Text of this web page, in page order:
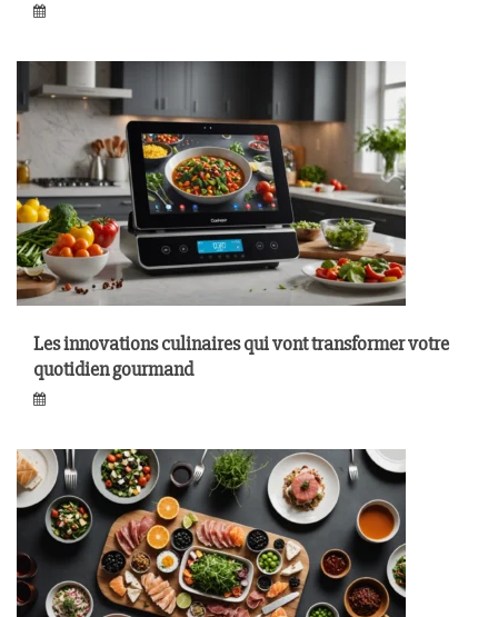
Les innovations culinaires qui vont transformer votre
quotidien gourmand